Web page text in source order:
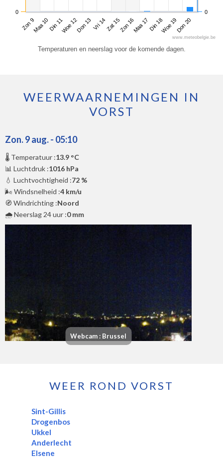
Zon 9Maa 10Din 11Woe 12Don 13Vri 14Zat 15Zon 16Maa 17Din 18Woe 19Don 20
0 0
www.meteobelgie.be
Temperaturen en neerslag voor de komende dagen.
WEERWAARNEMINGEN IN
VORST
Zon. 9 aug. - 05:10
🌡️ Temperatuur :13.9 °C
📊 Luchtdruk :1016 hPa
💧 Luchtvochtigheid :72 %
🌬️ Windsnelheid :4 km/u
🧭 Windrichting :Noord
🌧️ Neerslag 24 uur :0 mm
Webcam : Brussel
WEER ROND VORST
Sint-Gillis
Drogenbos
Ukkel
Anderlecht
Elsene